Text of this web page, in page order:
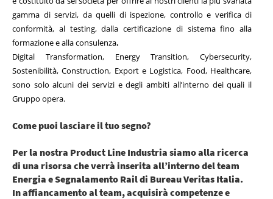
gamma di servizi, da quelli di ispezione, controllo e verifica di
conformità, al testing, dalla certificazione di sistema fino alla
formazione e alla consulenza.
Digital Transformation, Energy Transition, Cybersecurity,
Sostenibilità, Construction, Export e Logistica, Food, Healthcare,
sono solo alcuni dei servizi e degli ambiti all’interno dei quali il
Gruppo opera.
Come puoi lasciare il tuo segno?
Per la nostra Product Line Industria siamo alla ricerca
di una risorsa che verrà inserita all’interno del team
Energia e Segnalamento Rail di Bureau Veritas Italia.
In affiancamento al team, acquisirà competenze e